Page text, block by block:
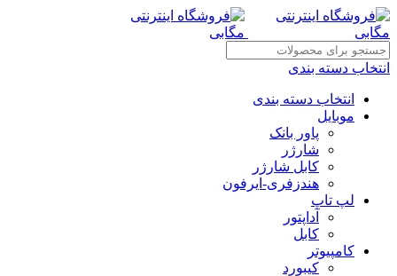
انتخاب دسته بندی
انتخاب دسته بندی
موبایل
پاور بانک
شارژر
کابل شارژر
هندزفری-ایرفون
لپ تاپ
آداپتور
کابل
کامپیوتر
کیبورد